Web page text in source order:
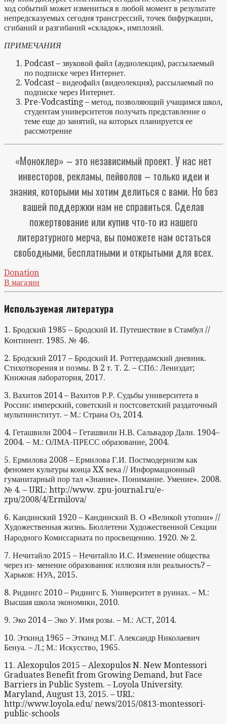
ход событий может измениться в любой момент в результате
непредсказуемых сегодня трансгрессий, точек бифуркации,
сгибаний и разгибаний «складок», имплозий.
ПРИМЕЧАНИЯ
Podcast – звуковой файл (аудиолекция), рассылаемый
по подписке через Интернет.
Vodcast – видеофайл (видеолекция), рассылаемый по
подписке через Интернет.
Pre-Vodcasting – метод, позволяющий учащимся школ,
студентам университетов получать представление о
теме еще до занятий, на которых планируется ее
рассмотрение
«Моноклер» – это независимый проект. У нас нет
инвесторов, рекламы, пейволов – только идеи и
знания, которыми мы хотим делиться с вами. Но без
вашей поддержки нам не справиться. Сделав
пожертвование или купив что-то из нашего
литературного мерча, вы поможете нам остаться
свободными, бесплатными и открытыми для всех.
Donation
В магазин
Используемая литература
1. Бродский 1985 – Бродский И. Путешествие в Стамбул //
Континент. 1985. № 46.
2. Бродский 2017 – Бродский И. Роттердамский дневник.
Стихотворения и поэмы. В 2 т. Т. 2. – СПб.: Лениздат;
Книжная лаборатория, 2017.
3. Вахитов 2014 – Вахитов Р.Р. Судьбы университета в
России: имперский, советский и постсоветский раздаточный
мультиинститут. – М.: Страна Оз, 2014.
4. Геташвили 2004 – Геташвили Н.В. Сальвадор Дали. 1904–
2004. – М.: ОЛМА-ПРЕСС образование, 2004.
5. Ермилова 2008 – Ермилова Г.И. Постмодернизм как
феномен культуры конца XX века // Информационный
гуманитарный пор тал «Знание». Понимание. Умение». 2008.
№ 4. – URL: http://www. zpu-journal.ru/e-
zpu/2008/4/Ermilova/
6. Кандинский 1920 – Кандинский В. О «Великой утопии» //
Художественная жизнь. Бюллетени Художественной Секции
Народного Комиссариата по просвещению. 1920. № 2.
7. Нечитайло 2015 – Нечитайло И.С. Изменение общества
через из- менение образования: иллюзия или реальность? –
Харьков: НУА, 2015.
8. Ридингс 2010 – Ридингс Б. Университет в руинах. – М.:
Высшая школа экономики, 2010.
9. Эко 2014 – Эко У. Имя розы. – М.: АСТ, 2014.
10. Эткинд 1965 – Эткинд М.Г. Александр Николаевич
Бенуа. – Л.; М.: Искусство, 1965.
11. Alexopulos 2015 – Alexopulos N. New Montessori
Graduates Benefit from Growing Demand, but Face
Barriers in Public System. – Loyola University.
Maryland, August 13, 2015. – URL:
http://www.loyola.edu/ news/2015/0813-montessori-
public-schools